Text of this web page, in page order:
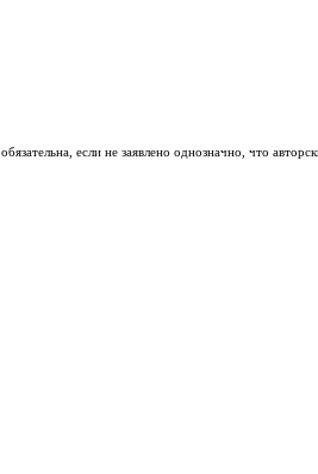
обязательна, если не заявлено однозначно, что